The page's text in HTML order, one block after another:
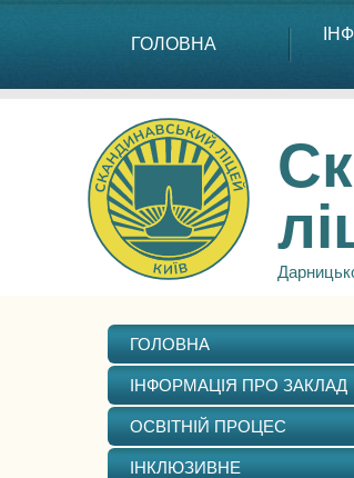
ГОЛОВНА
ГОЛОВНА
ІНФОРМАЦІЯ ПРО ЗАКЛАД
ОСВІТНІЙ ПРОЦЕС
ІНКЛЮЗИВНЕ